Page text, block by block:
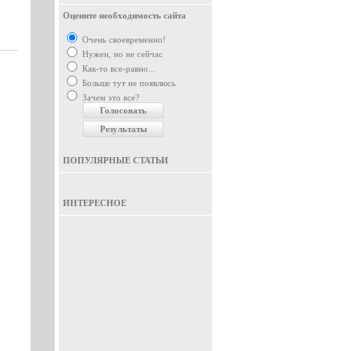
Оцените необходимость сайта
Очень своевременно!
Нужен, но не сейчас
Как-то все-равно...
Больше тут не появлюсь
Зачем это все?
ПОПУЛЯРНЫЕ СТАТЬИ
ИНТЕРЕСНОЕ